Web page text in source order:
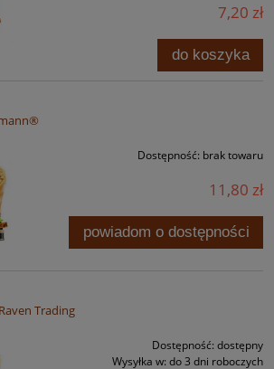
7,20 zł
do koszyka
Dostępność: brak towaru
11,80 zł
powiadom o dostępności
Trading
Dostępność: dostępny
Wysyłka w: do 3 dni roboczych